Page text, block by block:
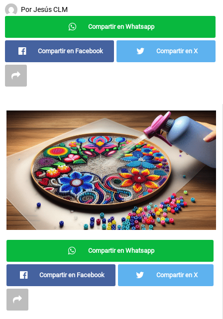
PorJesús CLM
Compartir en Whatsapp
Compartir en Facebook Compartir en X
Compartir en Whatsapp
Compartir en Facebook Compartir en X